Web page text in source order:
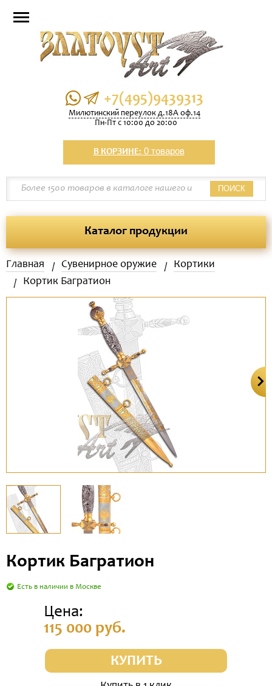
+7(495)9439313
Милютинский переулок д.18А оф.14
Пн-Пт с 10:00 до 20:00
В КОРЗИНЕ: 0 товаров
ПОИСК
Каталог продукции
Главная Сувенирное оружие
Кортики
Кортик Багратион
Кортик Багратион
Есть в наличии в Москве
Цена:
115 000 руб.
КУПИТЬ